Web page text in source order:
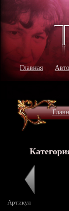
Главная
Артикул